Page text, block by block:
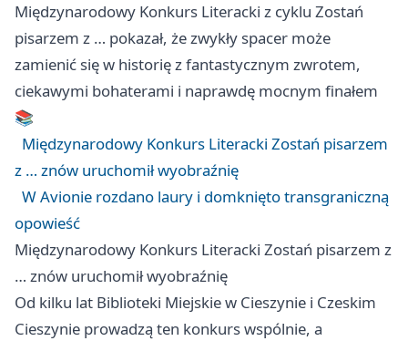
Międzynarodowy Konkurs Literacki z cyklu Zostań
pisarzem z … pokazał, że zwykły spacer może
zamienić się w historię z fantastycznym zwrotem,
ciekawymi bohaterami i naprawdę mocnym finałem
📚
Międzynarodowy Konkurs Literacki Zostań pisarzem
z … znów uruchomił wyobraźnię
W Avionie rozdano laury i domknięto transgraniczną
opowieść
Międzynarodowy Konkurs Literacki Zostań pisarzem z
… znów uruchomił wyobraźnię
Od kilku lat Biblioteki Miejskie w Cieszynie i Czeskim
Cieszynie prowadzą ten konkurs wspólnie, a